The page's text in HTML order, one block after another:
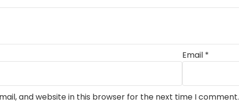
Email *
and website in this browser for the next time I comment.